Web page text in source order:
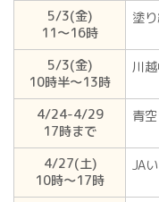
5/3(金)
11〜16時
塗
5/3(金)
10時半〜13時
川
4/24-4/29
17時まで
青
4/27(土)
10時〜17時
JA